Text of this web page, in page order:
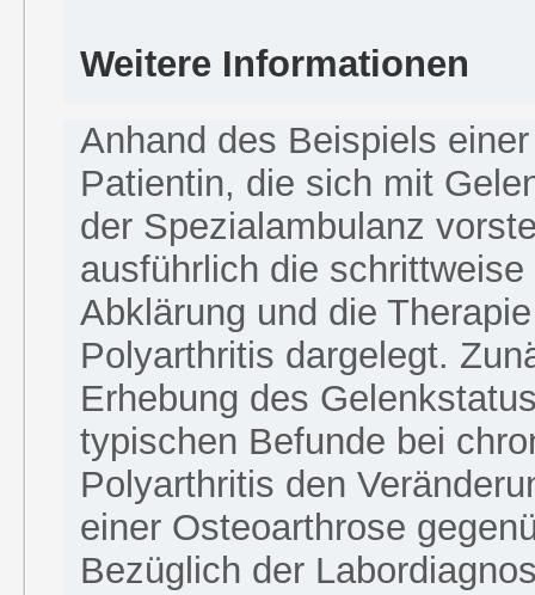
Weitere Informationen
Anhand des Beispiels
Patientin, die sich mit
der Spezialambulanz
ausführlich die
Abklärung und die
Polyarthritis dargelegt.
Erhebung des
typischen Befunde bei
Polyarthritis den
einer Osteoarthrose
Bezüglich der